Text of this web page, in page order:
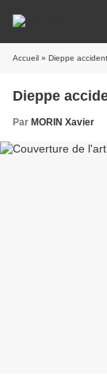
Accueil » Dieppe
Dieppe
Par MORIN Xavier